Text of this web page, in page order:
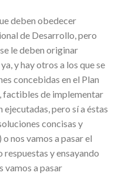
deben obedecer
de Desarrollo, pero
le deben originar
y hay otros a los que se
concebidas en el Plan
factibles de implementar
pero sí a éstas
concisas y
nos vamos a pasar el
y ensayando
vamos a pasar